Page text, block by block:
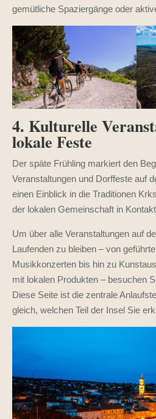
gemütliche Spaziergänge oder
4. Kulturelle
lokale Feste
Der späte Frühling markiert den
Veranstaltungen und Dorffeste auf
einen Einblick in die Traditionen
der lokalen Gemeinschaft in
Um über alle Veranstaltungen auf
Laufenden zu bleiben – von
Musikkonzerten bis hin zu
mit lokalen Produkten – besuchen
Diese Seite ist die zentrale
gleich, welchen Teil der Insel Sie